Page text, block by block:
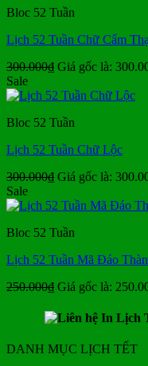
Bloc 52 Tuần
Lịch 52 Tuần Chữ Cẩm
300.000₫ Giá gốc là:
Sale
Bloc 52 Tuần
Lịch 52 Tuần Chữ Lộc
300.000₫ Giá gốc là:
Sale
Bloc 52 Tuần
Lịch 52 Tuần Mã Đáo
250.000₫ Giá gốc là:
DANH MỤC LỊCH TẾT